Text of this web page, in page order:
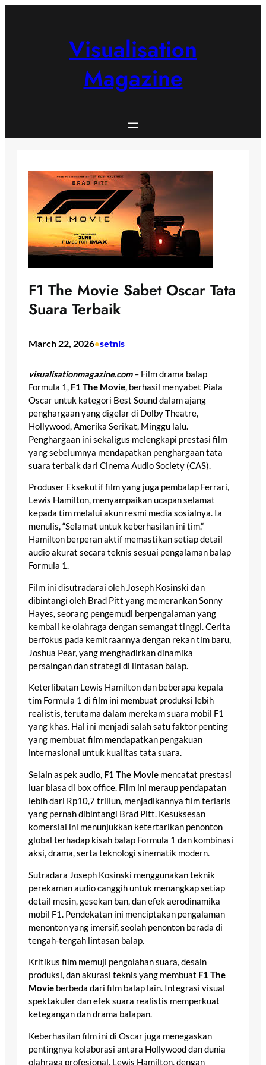
Visualisation
Magazine
F1 The Movie Sabet Oscar Tata
Suara Terbaik
March 22, 2026•setnis
visualisationmagazine.com– Film drama balap
Formula 1, F1 The Movie, berhasil menyabet Piala
Oscar untuk kategori Best Sound dalam ajang
penghargaan yang digelar di Dolby Theatre,
Hollywood, Amerika Serikat, Minggu lalu.
Penghargaan ini sekaligus melengkapi prestasi film
yang sebelumnya mendapatkan penghargaan tata
suara terbaik dari Cinema Audio Society (CAS).
Produser Eksekutif film yang juga pembalap Ferrari,
Lewis Hamilton, menyampaikan ucapan selamat
kepada tim melalui akun resmi media sosialnya. Ia
menulis, “Selamat untuk keberhasilan ini tim.”
Hamilton berperan aktif memastikan setiap detail
audio akurat secara teknis sesuai pengalaman balap
Formula 1.
Film ini disutradarai oleh Joseph Kosinski dan
dibintangi oleh Brad Pitt yang memerankan Sonny
Hayes, seorang pengemudi berpengalaman yang
kembali ke olahraga dengan semangat tinggi. Cerita
berfokus pada kemitraannya dengan rekan tim baru,
Joshua Pear, yang menghadirkan dinamika
persaingan dan strategi di lintasan balap.
Keterlibatan Lewis Hamilton dan beberapa kepala
tim Formula 1 di film ini membuat produksi lebih
realistis, terutama dalam merekam suara mobil F1
yang khas. Hal ini menjadi salah satu faktor penting
yang membuat film mendapatkan pengakuan
internasional untuk kualitas tata suara.
Selain aspek audio, F1 The Movie mencatat prestasi
luar biasa di box office. Film ini meraup pendapatan
lebih dari Rp10,7 triliun, menjadikannya film terlaris
yang pernah dibintangi Brad Pitt. Kesuksesan
komersial ini menunjukkan ketertarikan penonton
global terhadap kisah balap Formula 1 dan kombinasi
aksi, drama, serta teknologi sinematik modern.
Sutradara Joseph Kosinski menggunakan teknik
perekaman audio canggih untuk menangkap setiap
detail mesin, gesekan ban, dan efek aerodinamika
mobil F1. Pendekatan ini menciptakan pengalaman
menonton yang imersif, seolah penonton berada di
tengah-tengah lintasan balap.
Kritikus film memuji pengolahan suara, desain
produksi, dan akurasi teknis yang membuat F1 The
Movie berbeda dari film balap lain. Integrasi visual
spektakuler dan efek suara realistis memperkuat
ketegangan dan drama balapan.
Keberhasilan film ini di Oscar juga menegaskan
pentingnya kolaborasi antara Hollywood dan dunia
olahraga profesional. Lewis Hamilton, dengan